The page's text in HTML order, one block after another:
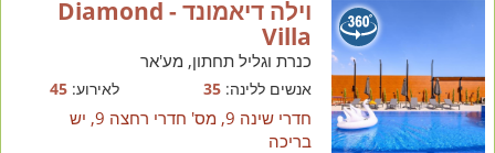
וילה דיאמונד - Diamond
Villa
כנרת וגליל תחתון, מע'אר
אנשים ללינה:35 לאירוע:45
חדרי שינה 9, מס' חדרי רחצה 9, יש
בריכה